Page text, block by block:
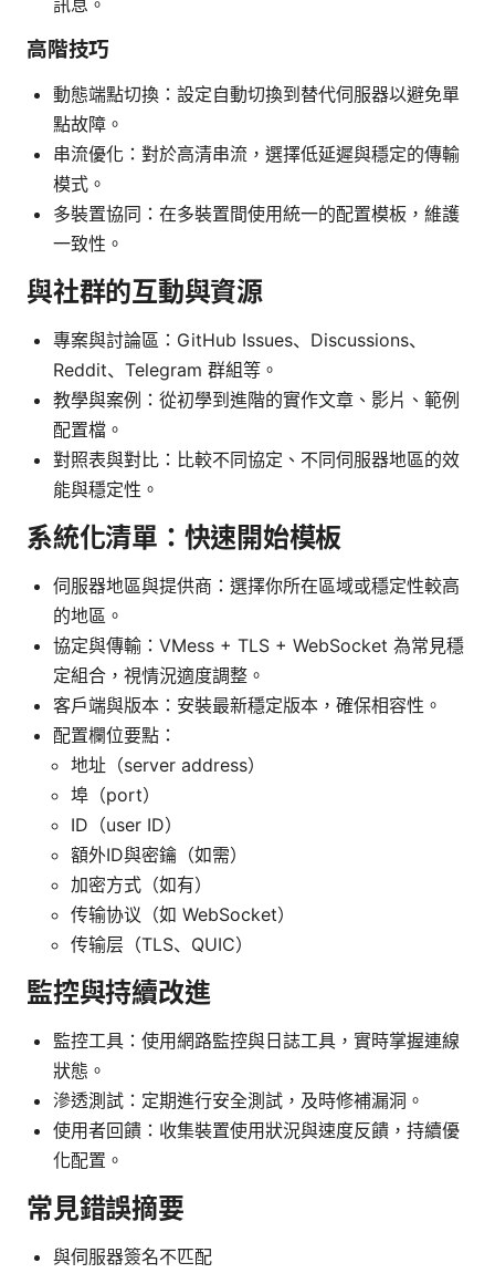
高階技巧
動態端點切換：設定自動切換到替代伺服器以避免單
點故障。
串流優化：對於高清串流，選擇低延遲與穩定的傳輸
模式。
多裝置協同：在多裝置間使用統一的配置模板，維護
一致性。
與社群的互動與資源
專案與討論區：GitHub Issues、Discussions、
Reddit、Telegram 群組等。
教學與案例：從初學到進階的實作文章、影片、範例
配置檔。
對照表與對比：比較不同協定、不同伺服器地區的效
能與穩定性。
系統化清單：快速開始模板
伺服器地區與提供商：選擇你所在區域或穩定性較高
的地區。
協定與傳輸：VMess + TLS + WebSocket 為常見穩
定組合，視情況適度調整。
客戶端與版本：安裝最新穩定版本，確保相容性。
配置欄位要點：
地址（server address）
埠（port）
ID（user ID）
額外ID與密鑰（如需）
加密方式（如有）
传输协议（如 WebSocket）
传输层（TLS、QUIC）
監控與持續改進
監控工具：使用網路監控與日誌工具，實時掌握連線
狀態。
滲透測試：定期進行安全測試，及時修補漏洞。
使用者回饋：收集裝置使用狀況與速度反饋，持續優
化配置。
常見錯誤摘要
與伺服器簽名不匹配